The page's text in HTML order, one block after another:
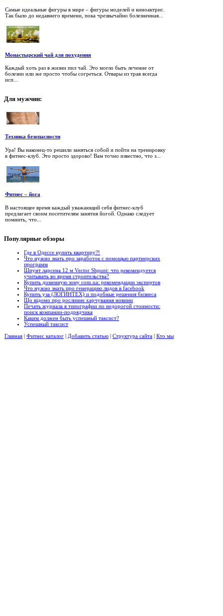
Самые идеальные фигуры в мире – фигуры моделей и киноактрис.
Так было до недавнего времени, пока чрезвычайно болезненная...
Монастырский чай для похудения
Каждый хоть раз в жизни пил чай. Это могло быть лечение от
болезни или же просто чтобы согреться. Отвары из трав всегда
исп...
Для мужчин:
Техника безопасности
Ура! Вы наконец-то решили заняться собой и пойти на тренировку
в фитнес-клуб. Это просто здорово! Вам точно известно, что з...
Фитнес – йога
В настоящее время каждый уважающий себя фитнес-клуб
предлагает своим посетителям занятия йогой. Однако следует
помнить, что...
Популярные обзоры
Где в Одессе купить квартиру?!
Что нужно знать про заработок с помощью партнерских
программ
Шпунт ларсена 12 м Vector Shpunt: что рекомендуется
учитывать во время строительства?
Купить доменную зону com.ua: рекомендации экспертов
Что нужно знать про генерацию лидов в facebook
Купить уза (ЛОГИНТЕХ) и подобные решения бизнеса
Що відомо про рослинне харчування новини
Печать журнала в типографии по недорогой стоимости:
поиск компании-подрядчика
Каким должен быть успешный таксист?
Успешный таксист
Главная | Фитнес каталог | Добавить статью | Структура сайта | Кто мы